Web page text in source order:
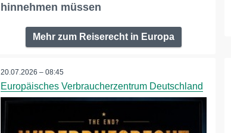
hinnehmen müssen
Mehr zum Reiserecht in Europa
20.07.2026 – 08:45
Europäisches Verbraucherzentrum Deutschland